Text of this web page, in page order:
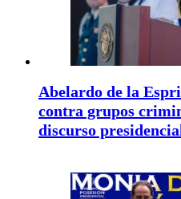
Abelardo de la
contra grupos
discurso